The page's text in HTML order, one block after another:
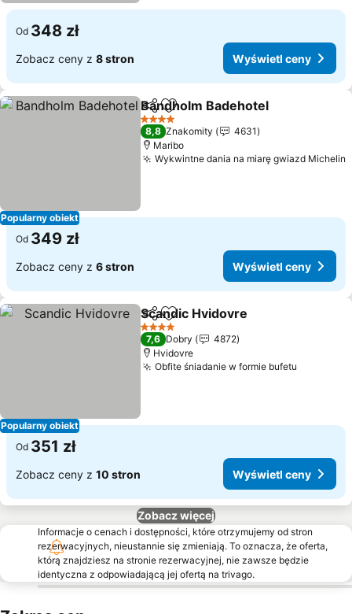
Od 348 zł
Zobacz ceny z 8 stron Wyświetl ceny
Popularny obiekt
Udostępnij
Dodaj do ulubionych
Bandholm Badehotel
4 Kategoria
8,8 Znakomity
4631
Maribo
Wykwintne dania na miarę gwiazd Michelin
Od 349 zł
Zobacz ceny z 6 stron Wyświetl ceny
Popularny obiekt
Udostępnij
Dodaj do ulubionych
Scandic Hvidovre
4 Kategoria
7,6 Dobry
4872
Hvidovre
Obfite śniadanie w formie bufetu
Od 351 zł
Zobacz ceny z 10 stron Wyświetl ceny
Zobacz więcej
Informacje o cenach i dostępności, które otrzymujemy od stron
rezerwacyjnych, nieustannie się zmieniają. To oznacza, że oferta,
którą znajdziesz na stronie rezerwacyjnej, nie zawsze będzie
identyczna z odpowiadającą jej ofertą na trivago.